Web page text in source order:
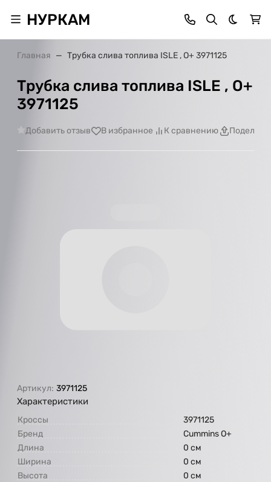
НУРКАМ Темная
Главная Трубка слива топлива ISLE , О+ 3971125
Трубка слива топлива ISLE , О+
3971125
Добавить отзыв В избранное К сравнению
Артикул: 3971125
Характеристики
Кроссы
3971125
Бренд
Cummins O+
Длина
0 см
Ширина
0 см
Высота
0 см